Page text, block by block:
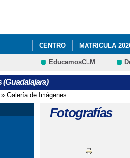
CENTRO MATRICULA
EXÁMENES PARA CICLOS
EducamosCLM
(Guadalajara)
» Galería de Imágenes
Fotografías